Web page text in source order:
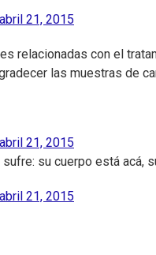
abril 21, 2015
relacionadas con el
las muestras de
abril 21, 2015
su cuerpo está acá,
abril 21, 2015